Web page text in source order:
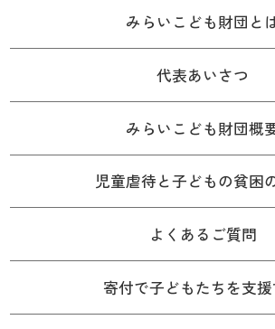
みらいこども財団と
代表あいさつ
みらいこども財団概
児童虐待と子どもの貧困
よくあるご質問
寄付で子どもたちを支援